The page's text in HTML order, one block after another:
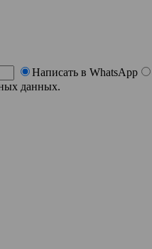
Написать в WhatsApp
данных.